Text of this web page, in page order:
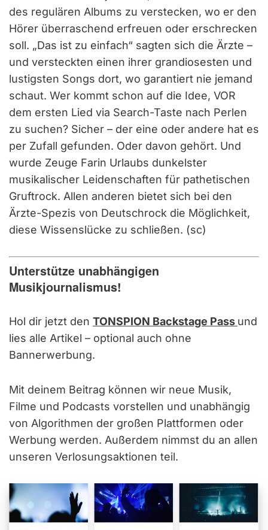
des regulären Albums zu verstecken, wo er den
Hörer überraschend erfreuen oder erschrecken
soll. „Das ist zu einfach“ sagten sich die Ärzte –
und versteckten einen ihrer grandiosesten und
lustigsten Songs dort, wo garantiert nie jemand
schaut. Wer kommt schon auf die Idee, VOR
dem ersten Lied via Search-Taste nach Perlen
zu suchen? Sicher – der eine oder andere hat es
per Zufall gefunden. Oder davon gehört. Und
wurde Zeuge Farin Urlaubs dunkelster
musikalischer Leidenschaften für pathetischen
Gruftrock. Allen anderen bietet sich bei den
Ärzte-Spezis von Deutschrock die Möglichkeit,
diese Wissenslücke zu schließen. (sc)
Unterstütze unabhängigen
Musikjournalismus!
Hol dir jetzt den TONSPION Backstage Pass und
lies alle Artikel – optional auch ohne
Bannerwerbung.
Mit deinem Beitrag können wir neue Musik,
Filme und Podcasts vorstellen und unabhängig
von Algorithmen der großen Plattformen oder
Werbung werden. Außerdem nimmst du an allen
unseren Verlosungsaktionen teil.